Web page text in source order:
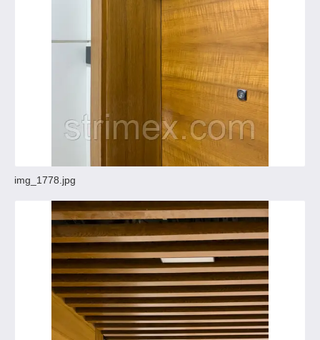
img_1778.jpg